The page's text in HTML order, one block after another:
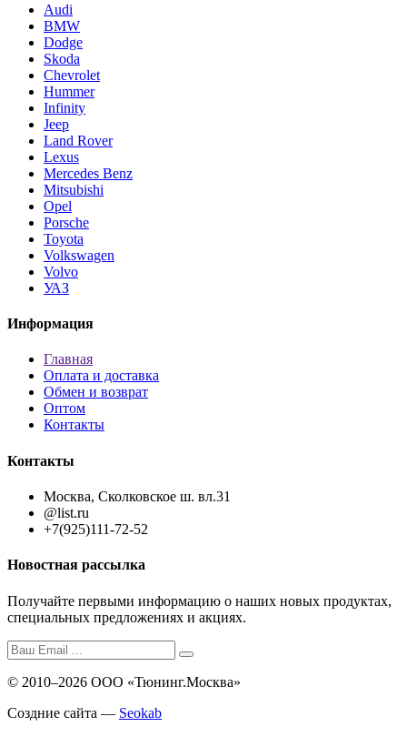
Audi
BMW
Dodge
Skoda
Chevrolet
Hummer
Infinity
Jeep
Land Rover
Lexus
Mercedes Benz
Mitsubishi
Opel
Porsche
Toyota
Volkswagen
Volvo
УАЗ
Информация
Главная
Оплата и доставка
Обмен и возврат
Оптом
Контакты
Контакты
Москва, Сколковское ш. вл.31
@list.ru
+7(925)111-72-52
Новостная рассылка
Получайте первыми информацию о наших новых продуктах,
специальных предложениях и акциях.
© 2010–2026 ООО «Тюнинг.Москва»
Создние сайта — Seokab